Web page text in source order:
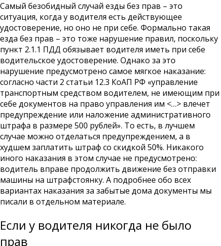
Самый безобидный случай езды без прав – это
ситуация, когда у водителя есть действующее
удостоверение, но оно не при себе. Формально такая
езда без прав – это тоже нарушение правил, поскольку
пункт 2.1.1 ПДД обязывает водителя иметь при себе
водительское удостоверение. Однако за это
нарушение предусмотрено самое мягкое наказание:
согласно части 2 статьи 12.3 КоАП РФ «управление
транспортным средством водителем, не имеющим при
себе документов на право управления им <…> влечет
предупреждение или наложение административного
штрафа в размере 500 рублей». То есть, в лучшем
случае можно отделаться предупреждением, а в
худшем заплатить штраф со скидкой 50%. Никакого
иного наказания в этом случае не предусмотрено:
водитель вправе продолжить движение без отправки
машины на штрафстоянку. А подробнее обо всех
вариантах наказания за забытые дома документы мы
писали в отдельном материале.
Если у водителя никогда не было
прав